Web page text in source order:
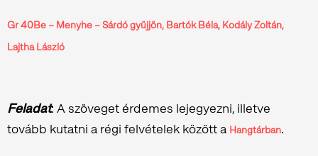
Gr 40Be – Menyhe – Sárdó gyüjjön, Bartók Béla, Kodály Zoltán,
Lajtha László
Feladat: A szöveget érdemes lejegyezni, illetve
tovább kutatni a régi felvételek között a Hangtárban.